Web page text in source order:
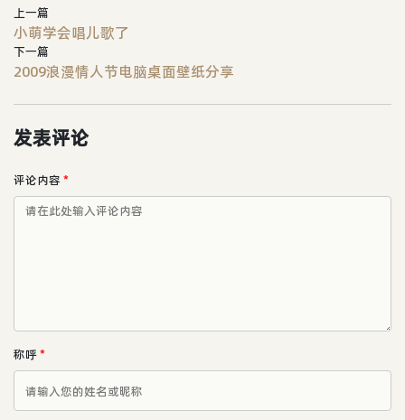
上一篇
小萌学会唱儿歌了
下一篇
2009浪漫情人节电脑桌面壁纸分享
发表评论
评论内容 *
称呼*